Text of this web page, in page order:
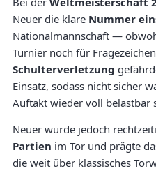
Neuer die klare Nummer
Nationalmannschaft —
Turnier noch für
Schulterverletzung
Einsatz, sodass nicht sicher
Auftakt wieder voll belastbar
Neuer wurde jedoch
Partien im Tor und prägte
die weit über klassisches